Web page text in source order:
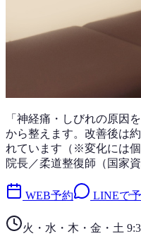
「 神経痛・しびれの原因
から整えます。改善後は
れています（※変化には個
院長／柔道整復師（国家資
WEB予約 LINEで
火・水・木・金・土